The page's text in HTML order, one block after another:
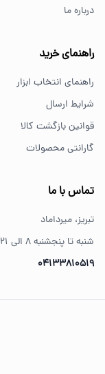
از کجا ابزار اصلدرباره ما
راهنمای خرید
راهنمای انتخاب ابزار
شرایط ارسال
قوانین بازگشت کالا
گارانتی محصولات
تماس با ما
تبریز، میرداماد
شنبه تا پنجشنبه ۸ الی ۲۱
04133810519